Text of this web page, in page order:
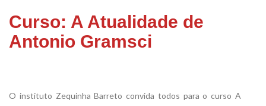
Curso: A Atualidade de
Antonio Gramsci
O instituto Zequinha Barreto convida todos para o curso A